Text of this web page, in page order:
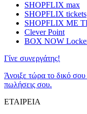
SHOPFLIX max
SHOPFLIX tickets
SHOPFLIX ΜΕ
Clever Point
BOX NOW
Γίνε συνεργάτης!
Άνοιξε τώρα το δικό
πωλήσεις σου.
ΕΤΑΙΡΕΙΑ